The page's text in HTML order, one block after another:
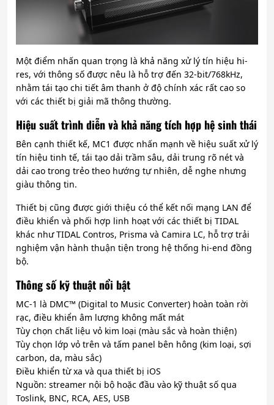
Một điểm nhấn quan trọng là khả năng xử lý tín hiệu hi-
res, với thông số được nêu là hỗ trợ đến 32-bit/768kHz,
nhằm tái tạo chi tiết âm thanh ở độ chính xác rất cao so
với các thiết bị giải mã thông thường.
Hiệu suất trình diễn và khả năng tích hợp hệ sinh thái
Bên cạnh thiết kế, MC1 được nhấn mạnh về hiệu suất xử lý
tín hiệu tinh tế, tái tạo dải trầm sâu, dải trung rõ nét và
dải cao trong trẻo theo hướng tự nhiên, dễ nghe nhưng
giàu thông tin.
Thiết bị cũng được giới thiệu có thể kết nối mạng LAN để
điều khiển và phối hợp linh hoạt với các thiết bị TIDAL
khác như TIDAL Contros, Prisma và Camira LC, hỗ trợ trải
nghiệm vận hành thuận tiện trong hệ thống hi-end đồng
bộ.
Thông số kỹ thuật nổi bật
MC-1 là DMC™ (Digital to Music Converter) hoàn toàn rời
rạc, điều khiển âm lượng không mất mát
Tùy chọn chất liệu vỏ kim loại (màu sắc và hoàn thiện)
Tùy chọn lớp vỏ trên và tấm panel bên hông (kim loại, sợi
carbon, da, màu sắc)
Điều khiển từ xa và qua thiết bị iOS
Nguồn: streamer nội bộ hoặc đầu vào kỹ thuật số qua
Toslink, BNC, RCA, AES, USB